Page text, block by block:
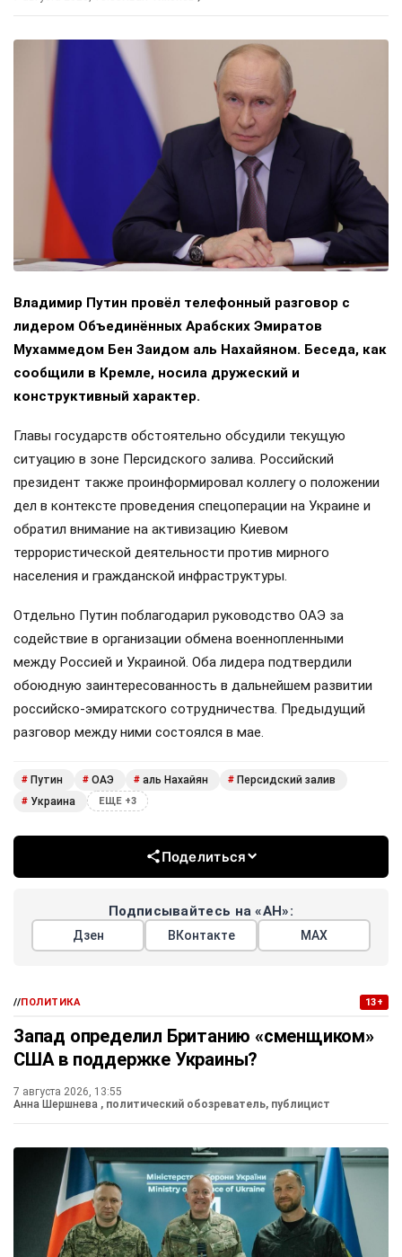
Владимир Путин провёл телефонный разговор с
лидером Объединённых Арабских Эмиратов
Мухаммедом Бен Заидом аль Нахайяном. Беседа, как
сообщили в Кремле, носила дружеский и
конструктивный характер.
Главы государств обстоятельно обсудили текущую
ситуацию в зоне Персидского залива. Российский
президент также проинформировал коллегу о положении
дел в контексте проведения спецоперации на Украине и
обратил внимание на активизацию Киевом
террористической деятельности против мирного
населения и гражданской инфраструктуры.
Отдельно Путин поблагодарил руководство ОАЭ за
содействие в организации обмена военнопленными
между Россией и Украиной. Оба лидера подтвердили
обоюдную заинтересованность в дальнейшем развитии
российско-эмиратского сотрудничества. Предыдущий
разговор между ними состоялся в мае.
# Путин # ОАЭ # аль Нахайян # Персидский залив
# Украина ЕЩЕ +3
Поделиться
Подписывайтесь на «АН»:
Дзен ВКонтакте МАХ
//ПОЛИТИКА 13+
Запад определил Британию «сменщиком»
США в поддержке Украины?
7 августа 2026, 13:55
Анна Шершнева , политический обозреватель, публицист